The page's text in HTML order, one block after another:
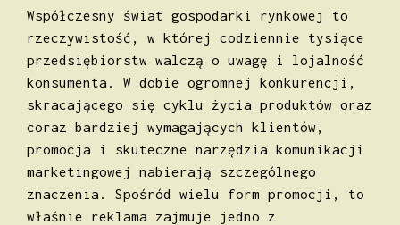
Współczesny świat gospodarki rynkowej to
rzeczywistość, w której codziennie tysiące
przedsiębiorstw walczą o uwagę i lojalność
konsumenta. W dobie ogromnej konkurencji,
skracającego się cyklu życia produktów oraz
coraz bardziej wymagających klientów,
promocja i skuteczne narzędzia komunikacji
marketingowej nabierają szczególnego
znaczenia. Spośród wielu form promocji, to
właśnie reklama zajmuje jedno z